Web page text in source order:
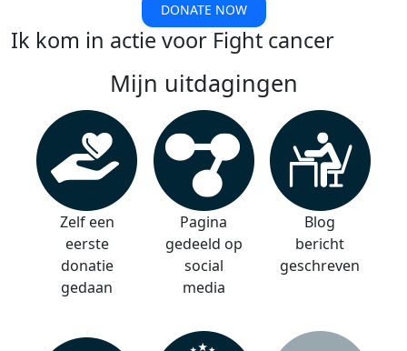
DONATE NOW
Ik kom in actie voor Fight cancer
Mijn uitdagingen
Zelf een
eerste
donatie
gedaan
Pagina
gedeeld op
social
media
Blog
bericht
geschreven